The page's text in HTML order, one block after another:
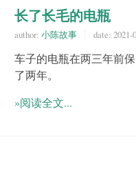
长了长毛的电瓶
author: 小陈故事 date: 2021-
车子的电瓶在两三年前
了两年。
»阅读全文...